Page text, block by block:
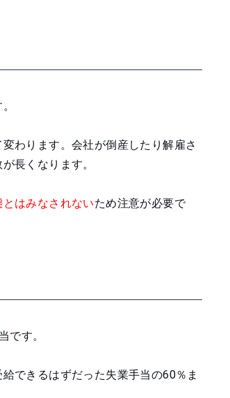
わります。会社が倒産したり解雇さ
長くなります。
はみなされないため注意が必要で
です。
できるはずだった失業手当の60％ま